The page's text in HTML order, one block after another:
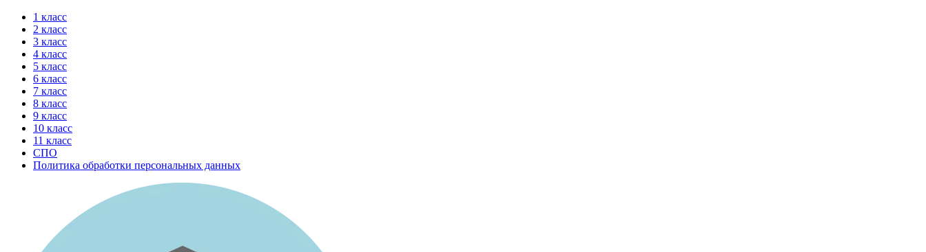
Перейти
содержимому
1 класс
2 класс
3 класс
4 класс
5 класс
6 класс
7 класс
8 класс
9 класс
10 класс
11 класс
СПО
Политика обработки персональных данных